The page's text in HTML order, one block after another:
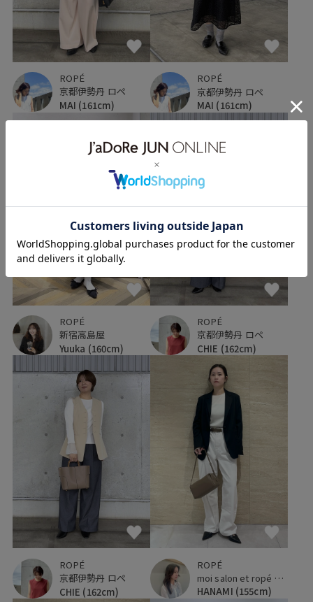
ROPÉ
京都伊勢丹 ロペ
MAI (161cm)
ROPÉ
京都伊勢丹 ロペ
MAI (161cm)
ROPÉ
新宿高島屋
Yuuka (160cm)
ROPÉ
京都伊勢丹 ロペ
CHIE (162cm)
ROPÉ
京都伊勢丹 ロペ
CHIE (162cm)
ROPÉ
moi salon et ropé 大阪高島屋
HANAMI (155cm)